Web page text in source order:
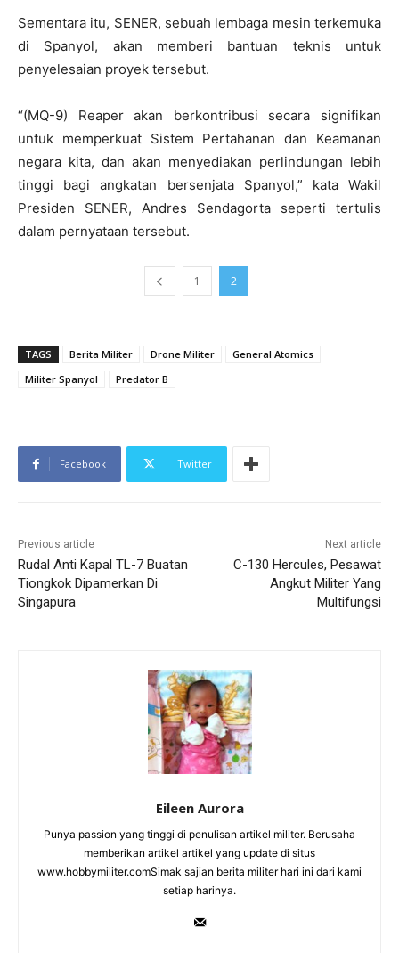
Sementara itu, SENER, sebuah lembaga mesin terkemuka
di Spanyol, akan memberi bantuan teknis untuk
penyelesaian proyek tersebut.
“(MQ-9) Reaper akan berkontribusi secara signifikan
untuk memperkuat Sistem Pertahanan dan Keamanan
negara kita, dan akan menyediakan perlindungan lebih
tinggi bagi angkatan bersenjata Spanyol,” kata Wakil
Presiden SENER, Andres Sendagorta seperti tertulis
dalam pernyataan tersebut.
1 2
TAGS Berita Militer Drone Militer
General Atomics
Militer Spanyol
Predator B
Facebook Twitter
Previous article
Rudal Anti Kapal TL-7 Buatan
Tiongkok Dipamerkan Di
Singapura
Next article
C-130 Hercules, Pesawat
Angkut Militer Yang
Multifungsi
Eileen Aurora
Punya passion yang tinggi di penulisan artikel militer. Berusaha
memberikan artikel artikel yang update di situs
www.hobbymiliter.comSimak sajian berita militer hari ini dari kami
setiap harinya.